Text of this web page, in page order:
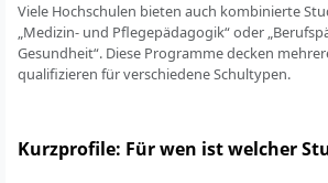
Viele Hochschulen bieten auch kombinierte
„Medizin- und Pflegepädagogik“ oder
Gesundheit“. Diese Programme decken
qualifizieren für verschiedene Schultypen.
Kurzprofile: Für wen ist welcher